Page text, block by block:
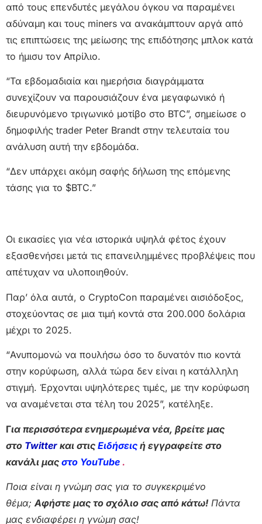
από τους επενδυτές μεγάλου όγκου να παραμένει
αδύναμη και τους miners να ανακάμπτουν αργά από
τις επιπτώσεις της μείωσης της επιδότησης μπλοκ κατά
το ήμισυ τον Απρίλιο.
“Τα εβδομαδιαία και ημερήσια διαγράμματα
συνεχίζουν να παρουσιάζουν ένα μεγαφωνικό ή
διευρυνόμενο τριγωνικό μοτίβο στo BTC”, σημείωσε ο
δημοφιλής trader Peter Brandt στην τελευταία του
ανάλυση αυτή την εβδομάδα.
“Δεν υπάρχει ακόμη σαφής δήλωση της επόμενης
τάσης για το $BTC.”
Οι εικασίες για νέα ιστορικά υψηλά φέτος έχουν
εξασθενήσει μετά τις επανειλημμένες προβλέψεις που
απέτυχαν να υλοποιηθούν.
Παρ’ όλα αυτά, o CryptoCon παραμένει αισιόδοξος,
στοχεύοντας σε μια τιμή κοντά στα 200.000 δολάρια
μέχρι το 2025.
“Ανυπομονώ να πουλήσω όσο το δυνατόν πιο κοντά
στην κορύφωση, αλλά τώρα δεν είναι η κατάλληλη
στιγμή. Έρχονται υψηλότερες τιμές, με την κορύφωση
να αναμένεται στα τέλη του 2025”, κατέληξε.
Για περισσότερα ενημερωμένα νέα, βρείτε μας
στο Twitter και στις Ειδήσεις ή εγγραφείτε στο
κανάλι μας στο YouTube .
Ποια είναι η γνώμη σας για το συγκεκριμένο
θέμα; Αφήστε μας το σχόλιο σας από κάτω! Πάντα
μας ενδιαφέρει η γνώμη σας!